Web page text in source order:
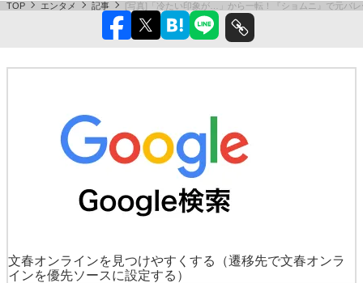
TOP エンタメ 記事 [写真]「冷たい印象が…」から一転！『ショムニ』で元バ
文春オンラインを見つけやすくする
（遷移先で文春オンラ
インを優先ソースに設定する）